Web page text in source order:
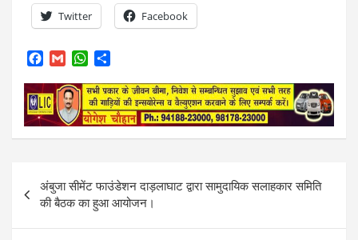
Twitter Facebook
c
e
b
o
a
i
l
W
a
t
s
A
a
r
e
Post
navigation
अंबुजा सीमेंट फाउंडेशन दाड़लाघाट द्वारा सामुदायिक सलाहकार समिति
की बैठक का हुआ आयोजन।